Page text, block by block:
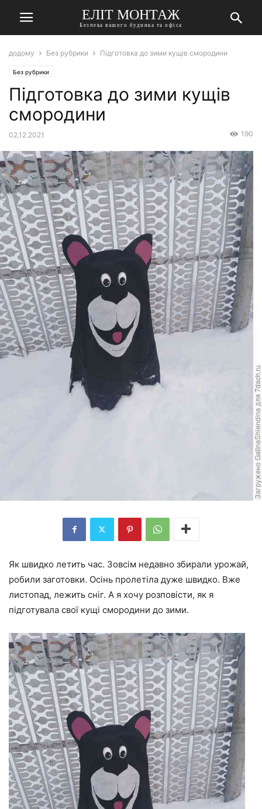
ЕЛІТ МОНТАЖ
Безпека вашого будинка та офіса
додому Без рубрики Підготовка до зими кущів смородини
Без рубрики
Підготовка до зими кущів
смородини
02.12.2021 190
Як швидко летить час. Зовсім недавно збирали урожай,
робили заготовки. Осінь пролетіла дуже швидко. Вже
листопад, лежить сніг. А я хочу розповісти, як я
підготувала свої кущі смородини до зими.